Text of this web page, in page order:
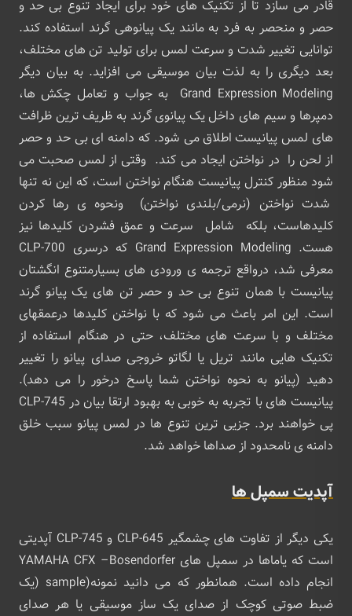
قادر می سازد تا از تکنیک های خود برای ایجاد تنوع بی حد و
حصر و منحصر به فرد به مانند یک پیانوهی گرند استفاده کند.
توانایی تغییر شدت و سرعت لمس برای تولید تن های مختلف،
بعد دیگری را به لذت بیان موسیقی می افزاید. به بیان دیگر
Grand Expression Modeling به جواب و تعامل چکش ها،
دمپرها و سیم های داخل یک پیانوی گرند به ظریف ترین ظرافت
های لمس پیانیست اطلاق می شود. که دامنه ای بی حد و حصر
از لحن را در نواختن ایجاد می کند. وقتی از لمس صحبت می
شود منظور کنترل پیانیست هنگام نواختن است، که این نه تنها
شدت نواختن (نرمی/بلندی نواختن) ونحوه ی رها کردن
کلیدهاست، بلکه شامل سرعت و عمق فشردن کلیدها نیز
هست. Grand Expression Modeling که درسری CLP-700
معرفی شد، درواقع ترجمه ی ورودی های بسیارمتنوع انگشتان
پیانیست با همان تنوع بی حد و حصر تن های یک پیانو گرند
است. این امر باعث می شود که با نواختن کلیدها درعمقهای
مختلف و با سرعت های مختلف، حتی در هنگام استفاده از
تکنیک هایی مانند تریل یا لگاتو خروجی صدای پیانو را تغییر
دهید (پیانو به نحوه نواختن شما پاسخ درخور را می دهد).
پیانیست های با تجربه به خوبی به بهبود ارتقا بیان در CLP-745
پی خواهند برد. جزیی ترین تنوع ها در لمس پیانو سبب خلق
دامنه ی نامحدود از صداها خواهد شد.
آپدیت سمپل ها
یکی دیگر از تفاوت های چشمگیر CLP-645 و CLP-745 آپدیتی
است که یاماها در سمپل های YAMAHA CFX –Bosendorfer
انجام داده است. همانطور که می دانید نمونه(sample (یک
ضبط صوتی کوچک از صدای یک ساز موسیقی یا هر صدای